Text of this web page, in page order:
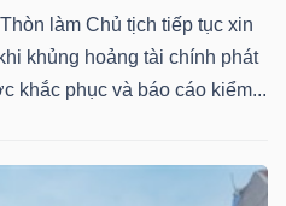
làm Chủ tịch tiếp tục xin
khủng hoảng tài chính phát
khắc phục và báo cáo kiểm...